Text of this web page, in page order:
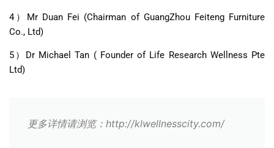
4 ） Mr Duan Fei (Chairman of GuangZhou Feiteng Furniture
Co., Ltd)
5 ） Dr Michael Tan ( Founder of Life Research Wellness Pte
Ltd)
更多详情请浏览：http://klwellnesscity.com/